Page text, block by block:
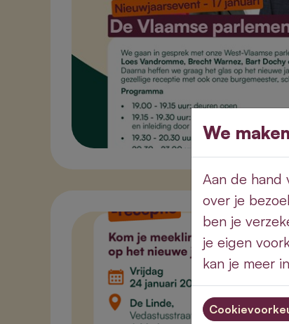
We
Aan de hand
over je
ben je
je eigen
kan je meer